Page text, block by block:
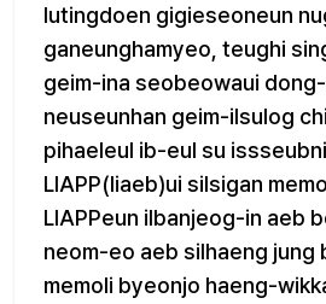
lutingdoen gigieseoneun
ganeunghamyeo, teughi
geim-ina seobeowaui
neuseunhan geim-ilsulog
pihaeleul ib-eul su
LIAPP(liaeb)ui silsigan
LIAPPeun ilbanjeog-in aeb
neom-eo aeb silhaeng jung
memoli byeonjo haeng-